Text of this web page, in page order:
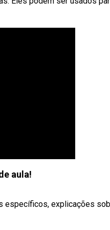
aula!
específicos, explicações